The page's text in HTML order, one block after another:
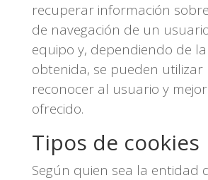
recuperar información
de navegación de un
equipo y, dependiendo de
obtenida, se pueden utilizar
reconocer al usuario y
ofrecido.
Tipos de cookies
Según quien sea la entidad